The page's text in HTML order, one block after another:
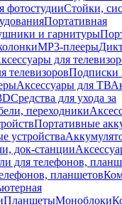
фотостудииСтойки,
Портативная
и гарнитуры
MP3-плееры
для
телевизоровПодписки
Аксессуары для ТВ
Средства для ухода за
переходники
Портативные
устройства
док-станции
для телефонов,
планшетов
ПланшетыМоноблоки